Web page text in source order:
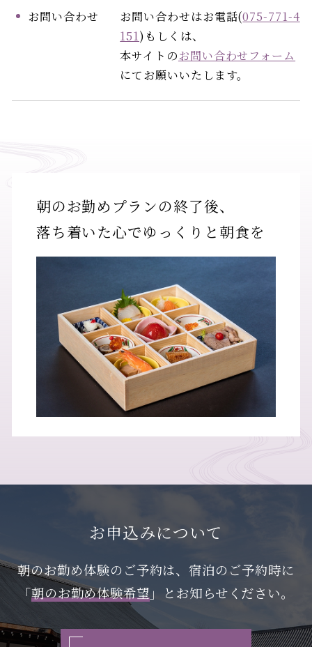
お問い合わせ お問い合わせはお電話(075-771-4
151 )もしくは、
本サイトのお問い合わせフォーム
にてお願いいたします。
朝のお勤めプランの終了後、
落ち着いた心でゆっくりと朝食を
お申込みについて
朝のお勤め体験のご予約は、宿泊のご予約時に
「朝のお勤め体験希望」とお知らせください。